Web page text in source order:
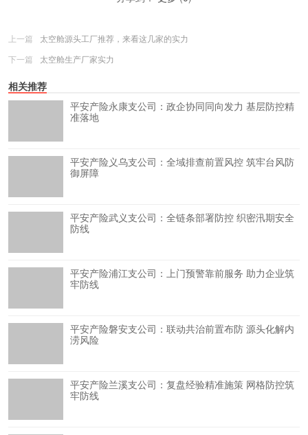
上一篇
太空舱源头工厂推荐，来看这几家的实力
下一篇
太空舱生产厂家实力
相关推荐
平安产险永康支公司：政企协同同向发力 基层防控精
准落地
平安产险义乌支公司：全域排查前置风控 筑牢台风防
御屏障
平安产险武义支公司：全链条部署防控 织密汛期安全
防线
平安产险浦江支公司：上门预警靠前服务 助力企业筑
牢防线
平安产险磐安支公司：联动共治前置布防 源头化解内
涝风险
平安产险兰溪支公司：复盘经验精准施策 网格防控筑
牢防线